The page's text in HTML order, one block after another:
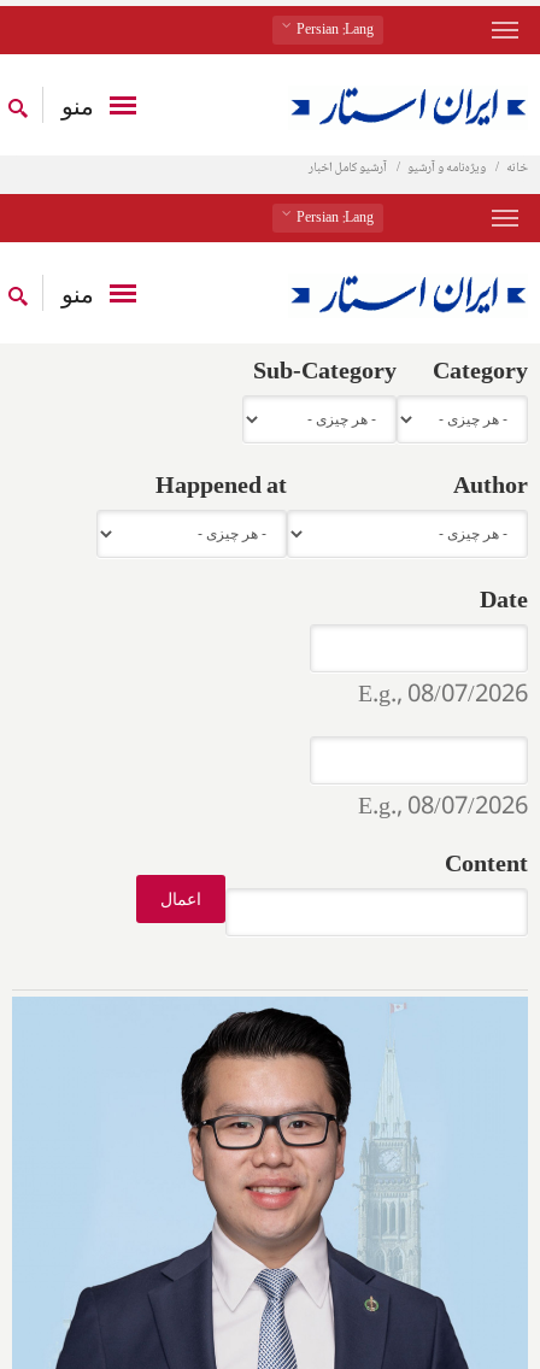
Lang
: Persian
منو
خانه ویژه‌نامه و آرشیو آرشیو کامل اخبار
Lang
: Persian
منو
Category
Sub-Category
Author
Happened at
Date
E.g., 08/07/2026
E.g., 08/07/2026
Content